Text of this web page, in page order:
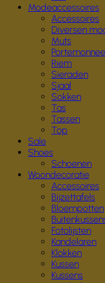
Modeaccessoires
Accessoires
Diversen
Muts
Portemonnee
Riem
Sieraden
Sjaal
Sokken
Tas
Tassen
Top
Sale
Shoes
Schoenen
Woondecoratie
Accessoires
Bijzettafels
Bloempotten
Fotolijsten
Kandelaren
Klokken
Kussen
Kussens